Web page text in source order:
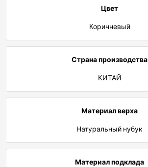
Цвет
Коричневый
Страна производства
КИТАЙ
Материал верха
Натуральный нубук
Материал подклада